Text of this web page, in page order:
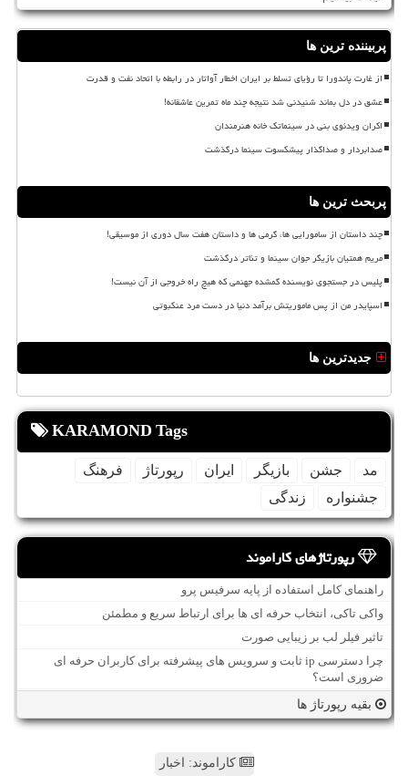
پربیننده ترین ها
از غارت پاندورا تا رؤیای تسلط بر ایران اخطار آواتار در رابطه با اتحاد نفت و قدرت
عشق در دل بماند شنیدنی شد نتیجه چند ماه تمرین عاشقانه!
اکران ویدئوی بنی در سینماتک خانه هنرمندان
صدابردار و صداگذار پیشکسوت سینما درگذشت
پربحث ترین ها
چند داستان از سامورایی ها، گرمی ها و داستان هفت سال دوری از موسیقی!
مریم همتیان بازیگر جوان سینما و تئاتر درگذشت
پلیس در جستجوی نویسنده گمشده جهنمی که هیچ راه خروجی از آن نیست!
اسپایدر من از پس ماموریتش برآمد دنیا در دست مرد عنکبوتی
جدیدترین ها
KARAMOND Tags
مد جشن بازیگر ایران رپورتاژ
فرهنگ
جشنواره
زندگی
رپورتاژهای کاراموند
راهنمای کامل استفاده از پایه سرفیس پرو
واکی تاکی، انتخاب حرفه ای ها برای ارتباط سریع و مطمئن
تاثیر فیلر لب بر زیبایی صورت
چرا دسترسی ip ثابت و سرویس های پیشرفته برای کاربران حرفه ای
ضروری است؟
بقیه رپورتاژ ها
کاراموند: اخبار